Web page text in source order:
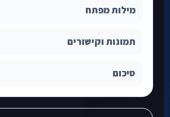
מילות מפתח
תמונות וקישורים
סיכום